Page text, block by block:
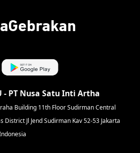
- PT Nusa Satu Inti Artha
Building 11th Floor Sudirman Central
District Jl Jend Sudirman Kav 52-53 Jakarta